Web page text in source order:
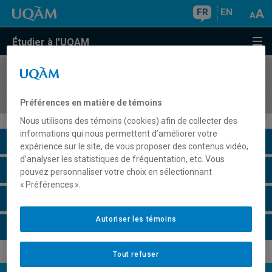
FR EN
Étudier à l'UQAM
COURS//
Description du cours
Horaire - Été 2026
Préférences en matière de témoins
Nous utilisons des témoins (cookies) afin de collecter des
informations qui nous permettent d’améliorer votre
expérience sur le site, de vous proposer des contenus vidéo,
d’analyser les statistiques de fréquentation, etc. Vous
pouvez personnaliser votre choix en sélectionnant
« Préférences ».
Tout refuser
Autoriser les témoins